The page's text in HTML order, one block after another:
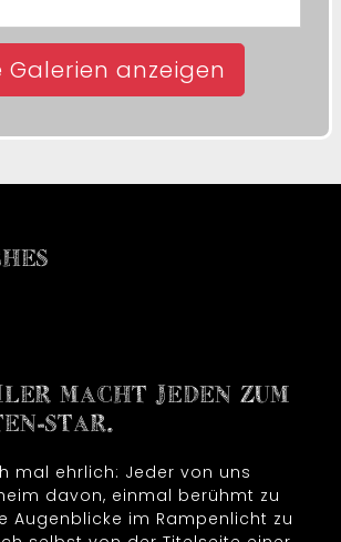
Galerien anzeigen
MACHT JEDEN ZUM
STAR.
mal ehrlich: Jeder von uns
davon, einmal berühmt zu
Augenblicke im Rampenlicht zu